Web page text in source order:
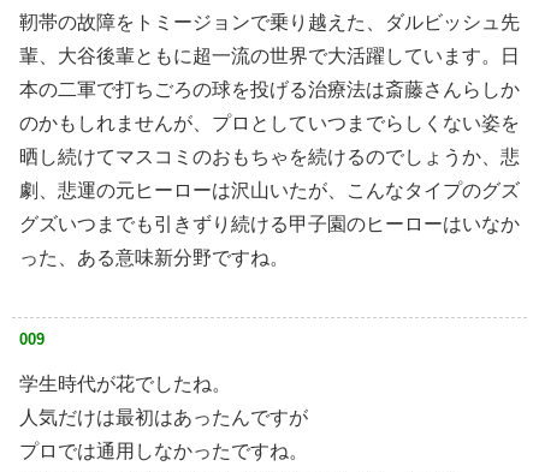
靭帯の故障をトミージョンで乗り越えた、ダルビッシュ先
輩、大谷後輩ともに超一流の世界で大活躍しています。日
本の二軍で打ちごろの球を投げる治療法は斎藤さんらしか
のかもしれませんが、プロとしていつまでらしくない姿を
晒し続けてマスコミのおもちゃを続けるのでしょうか、悲
劇、悲運の元ヒーローは沢山いたが、こんなタイプのグズ
グズいつまでも引きずり続ける甲子園のヒーローはいなか
った、ある意味新分野ですね。
009
学生時代が花でしたね。
人気だけは最初はあったんですが
プロでは通用しなかったですね。